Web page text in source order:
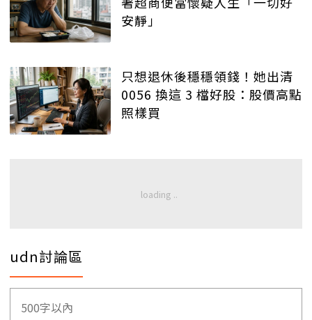
安靜」
只想退休後穩穩領錢！她出清
0056 換這 3 檔好股：股價高點
照樣買
udn討論區